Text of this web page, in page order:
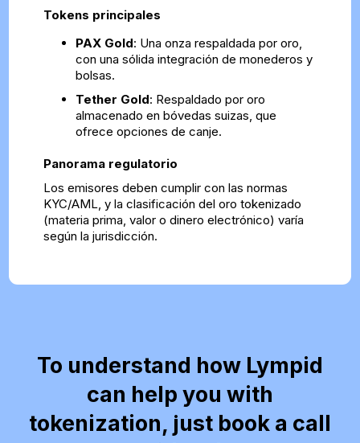
Tokens principales
PAX Gold: Una onza respaldada por oro,
con una sólida integración de monederos y
bolsas.
Tether Gold: Respaldado por oro
almacenado en bóvedas suizas, que
ofrece opciones de canje.
Panorama regulatorio
Los emisores deben cumplir con las normas
KYC/AML, y la clasificación del oro tokenizado
(materia prima, valor o dinero electrónico) varía
según la jurisdicción.
To understand how Lympid
can help you with
tokenization, just book a call